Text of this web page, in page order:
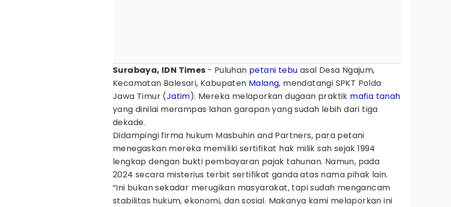
Surabaya, IDN Times - Puluhan petani tebu asal Desa Ngajum,
Kecamatan Balesari, Kabupaten Malang, mendatangi SPKT Polda
Jawa Timur (Jatim). Mereka melaporkan dugaan praktik mafia tanah
yang dinilai merampas lahan garapan yang sudah lebih dari tiga
dekade.
Didampingi firma hukum Masbuhin and Partners, para petani
menegaskan mereka memiliki sertifikat hak milik sah sejak 1994
lengkap dengan bukti pembayaran pajak tahunan. Namun, pada
2024 secara misterius terbit sertifikat ganda atas nama pihak lain.
“Ini bukan sekadar merugikan masyarakat, tapi sudah mengancam
stabilitas hukum, ekonomi, dan sosial. Makanya kami melaporkan ini